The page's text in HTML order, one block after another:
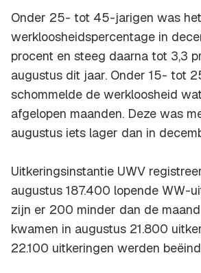
Onder 25- tot 45-jarigen was het
werkloosheidspercentage in
procent en steeg daarna tot 3,3
augustus dit jaar. Onder 15- tot
schommelde de werkloosheid
afgelopen maanden. Deze was
augustus iets lager dan in
Uitkeringsinstantie UWV
augustus 187.400 lopende WW-
zijn er 200 minder dan de
kwamen in augustus 21.800
22.100 uitkeringen werden